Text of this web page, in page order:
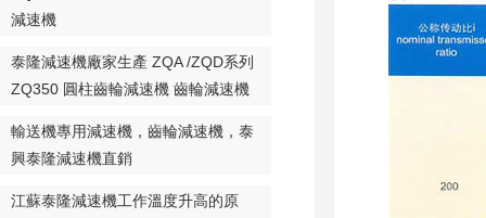
減速機
泰隆減速機廠家生產 ZQA /ZQD系列
ZQ350 圓柱齒輪減速機 齒輪減速機
輸送機專用減速機，齒輪減速機，泰
興泰隆減速機直銷
江蘇泰隆減速機工作溫度升高的原